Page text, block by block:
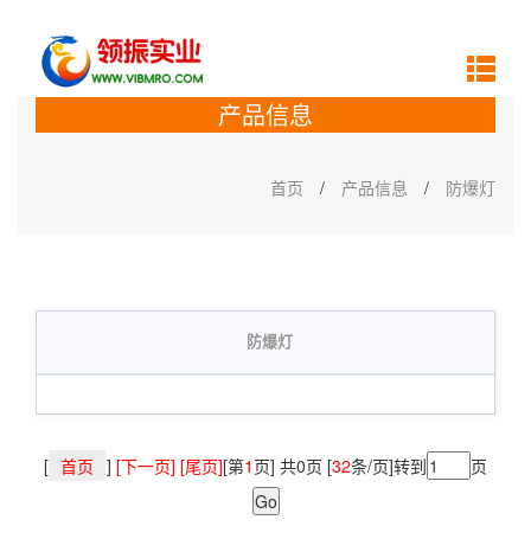
产品信息
首页 / 产品信息 / 防爆灯
防爆灯
[ 首页 ] [下一页] [尾页][第1 页] 共0页 [32条/页]转到 页